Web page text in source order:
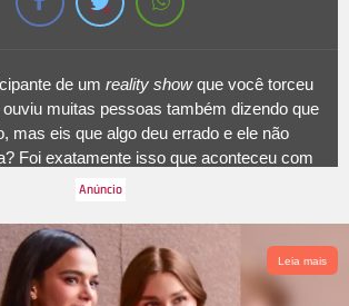
de um reality showque você torceu
muitas pessoas também dizendo que
mas eis que algo deu errado e ele não
Foi exatamente isso que aconteceu com
galeria. Babu Santana passou por nove
ficando cada vez mais forte e querido pelas
e de fora da casa, mas perdeu a disputa
que ficaram em primeiro e segundo
Leia mais